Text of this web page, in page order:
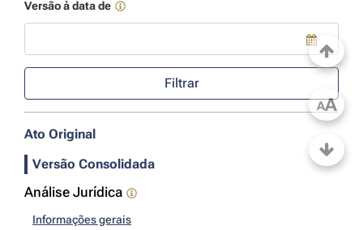
Versão à data de
Use a tecla de seta para baixo para abrir o calendário; Use as
Filtrar
Ato Original
Versão Consolidada
Análise Jurídica
Informações gerais
AA